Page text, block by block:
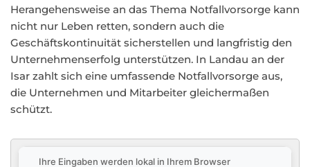
Herangehensweise an das Thema Notfallvorsorge kann
nicht nur Leben retten, sondern auch die
Geschäftskontinuität sicherstellen und langfristig den
Unternehmenserfolg unterstützen. In Landau an der
Isar zahlt sich eine umfassende Notfallvorsorge aus,
die Unternehmen und Mitarbeiter gleichermaßen
schützt.
Ihre Eingaben werden lokal in Ihrem Browser